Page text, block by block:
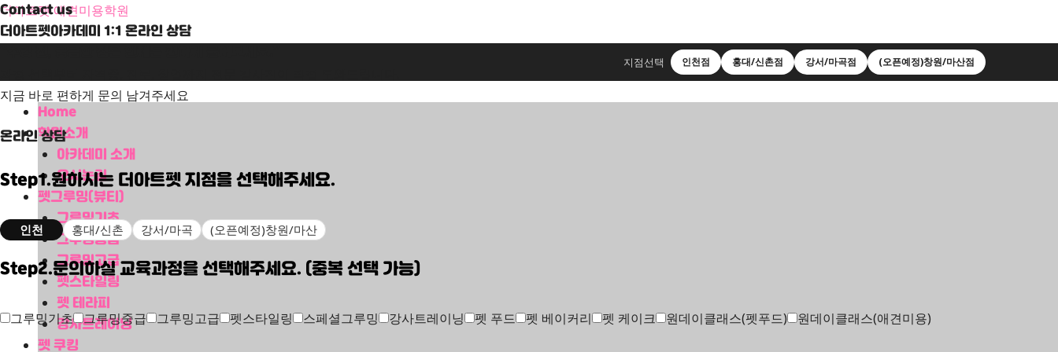
더아트펫 애견미용학원
지점선택 인천점 홍대/신촌점 강서/마곡점 (오픈예정)창원/마산점
Menu Home
학원소개
아카데미 소개
오시는길
펫그루밍(뷰티)
그루밍기초
그루밍중급
그루밍고급
펫스타일링
펫 테라피
강사트레이닝
펫 쿠킹
Contact us
더아트펫아카데미 1:1 온라인 상담
지금 바로 편하게 문의 남겨주세요
온라인 상담
Step1.원하시는 더아트펫 지점을 선택해주세요.
인천 홍대/신촌 강서/마곡 (오픈예정)창원/마산
Step2.문의하실 교육과정을 선택해주세요. (중복 선택 가능)
그루밍기초 그루밍중급 그루밍고급 펫스타일링 스페셜그루밍 강사트레이닝 펫 푸드 펫 베이커리 펫 케이크 원데이클래스(펫푸드) 원데이클래스(애견미용)